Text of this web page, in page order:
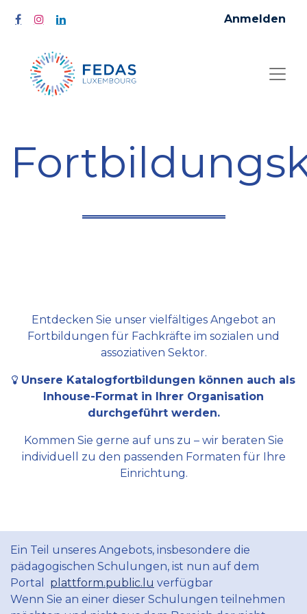
Anmelden
Entdecken Sie unser vielfältiges Angebot an
Fortbildungen für Fachkräfte im sozialen und
assoziativen Sektor.
Unsere Katalogfortbildungen können auch als
Inhouse-Format in Ihrer Organisation
durchgeführt werden.
Kommen Sie gerne auf uns zu – wir beraten Sie
individuell zu den passenden Formaten für Ihre
Einrichtung.
Ein Teil unseres Angebots, insbesondere die
pädagogischen Schulungen, ist nun auf dem
Portal plattform.public.lu verfügbar
Wenn Sie an einer dieser Schulungen teilnehmen